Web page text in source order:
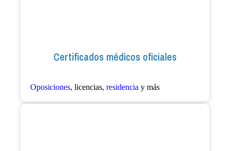
Certificados médicos oficiales
Oposiciones, licencias, residencia y más